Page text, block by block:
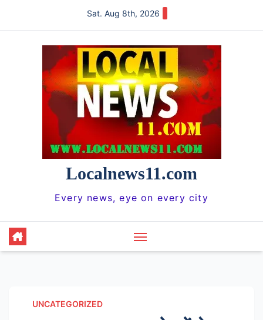
Sat. Aug 8th, 2026
Localnews11.com
Every news, eye on every city
UNCATEGORIZED